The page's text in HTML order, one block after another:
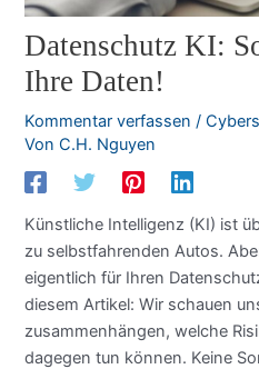
Datenschutz KI:
Ihre Daten!
Kommentar verfassen /
VonC.H. Nguyen
Künstliche Intelligenz (KI) ist
zu selbstfahrenden Autos.
eigentlich für Ihren
diesem Artikel: Wir schauen
zusammenhängen, welche
dagegen tun können. Keine